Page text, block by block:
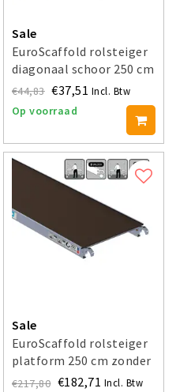
Sale
EuroScaffold rolsteiger
diagonaal schoor 250 cm
€44,83 €37,51 Incl. Btw
Op voorraad
Sale
EuroScaffold rolsteiger
platform 250 cm zonder
luik
€217,80 €182,71 Incl. Btw